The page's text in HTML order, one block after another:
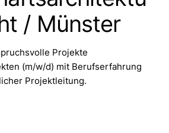
/ Münster
Projekte
(m/w/d) mit Berufserfahrung
Projektleitung.